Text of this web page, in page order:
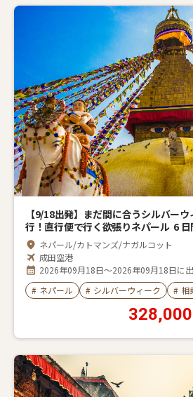
【9/18出発】まだ間に合うシルバー
行！直行便で行く欲張りネパール 6 日
ネパール/カトマンズ/ナガルコット
成田空港
2026年09月18日～2026年09月18日に
# ネパール # シルバーウィーク # 相
328,000